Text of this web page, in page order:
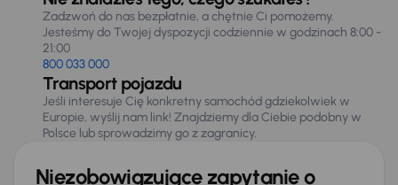
Zadzwoń do nas bezpłatnie, a chętnie Ci pomożemy.
Jesteśmy do Twojej dyspozycji codziennie w godzinach 8:00 -
21:00
800 033 000
Transport pojazdu
Jeśli interesuje Cię konkretny samochód gdziekolwiek w
Europie, wyślij nam link! Znajdziemy dla Ciebie podobny w
Polsce lub sprowadzimy go z zagranicy.
Niezobowiązujące zapytanie o